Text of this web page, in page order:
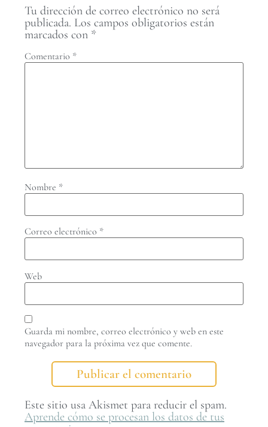
Tu dirección de correo electrónico no será
publicada. Los campos obligatorios están
marcados con *
Comentario *
Nombre *
Correo electrónico *
Web
Guarda mi nombre, correo electrónico y web en este
navegador para la próxima vez que comente.
Este sitio usa Akismet para reducir el spam.
Aprende cómo se procesan los datos de tus